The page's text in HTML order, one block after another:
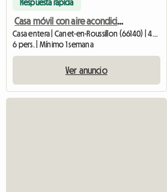
Respuesta rápida
Casa móvil con aire acondicionado
Casa entera | Canet-en-Roussillon (66140) | 40 M2
6 pers. | Mínimo 1 semana
Ver anuncio